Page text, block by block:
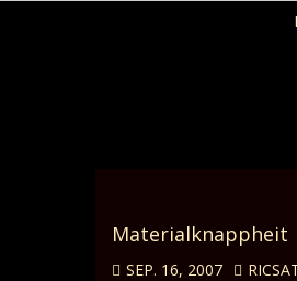
Materialknappheit
SEP. 16, 2007